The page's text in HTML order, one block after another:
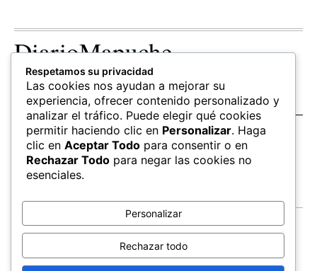
DiarioMapuche
TERRITORIO CULTURA
Patrimonio
OPINION
Columnistas
SALUD
hierbas
EDUCACIÓN
Mapudungun
Estudiantes
FOLLOW US
Apoya
Respetamos su privacidad
Las cookies nos ayudan a mejorar su
experiencia, ofrecer contenido personalizado y
analizar el tráfico. Puede elegir qué cookies
permitir haciendo clic en Personalizar. Haga
clic en Aceptar Todo para consentir o en
Rechazar Todo para negar las cookies no
esenciales.
Personalizar
Rechazar todo